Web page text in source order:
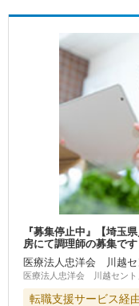
『募集停止中』【埼玉
房にて調理師の募集です
医療法人忠洋会 川越セ
医療法人忠洋会 川越セント
転職支援サービス経